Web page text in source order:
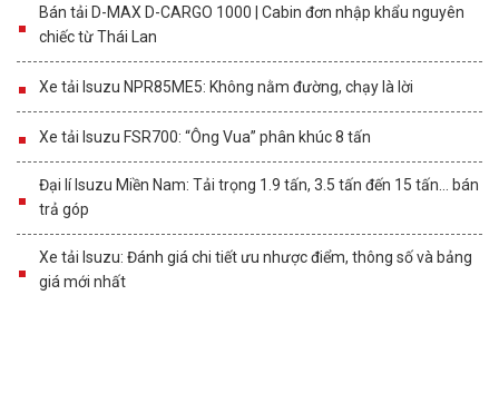
Bán tải D-MAX D-CARGO 1000 | Cabin đơn nhập khẩu nguyên
chiếc từ Thái Lan
Xe tải Isuzu NPR85ME5: Không nằm đường, chạy là lời
Xe tải Isuzu FSR700: “Ông Vua” phân khúc 8 tấn
Đại lí Isuzu Miền Nam: Tải trọng 1.9 tấn, 3.5 tấn đến 15 tấn… bán
trả góp
Xe tải Isuzu: Đánh giá chi tiết ưu nhược điểm, thông số và bảng
giá mới nhất